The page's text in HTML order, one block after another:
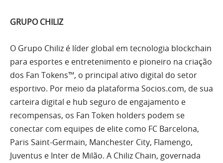
GRUPO CHILIZ
O Grupo Chiliz é líder global em tecnologia blockchain
para esportes e entretenimento e pioneiro na criação
dos Fan Tokens™, o principal ativo digital do setor
esportivo. Por meio da plataforma Socios.com, de sua
carteira digital e hub seguro de engajamento e
recompensas, os Fan Token holders podem se
conectar com equipes de elite como FC Barcelona,
Paris Saint-Germain, Manchester City, Flamengo,
Juventus e Inter de Milão. A Chiliz Chain, governada